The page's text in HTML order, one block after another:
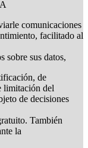
comunicaciones
facilitado al
sobre sus datos,
de
limitación del
de decisiones
También
la